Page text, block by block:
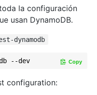
la configuración
usan DynamoDB.
dynamodb
--dev Copy
configuration: